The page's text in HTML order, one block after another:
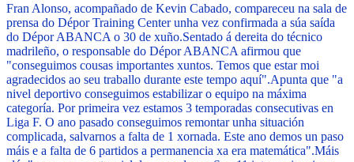
Fran Alonso, acompañado de Kevin Cabado, compareceu na sala de
prensa do Dépor Training Center unha vez confirmada a súa saída
do Dépor ABANCA o 30 de xuño.Sentado á dereita do técnico
madrileño, o responsable do Dépor ABANCA afirmou que
"conseguimos cousas importantes xuntos. Temos que estar moi
agradecidos ao seu traballo durante este tempo aquí".Apunta que "a
nivel deportivo conseguimos estabilizar o equipo na máxima
categoría. Por primeira vez estamos 3 temporadas consecutivas en
Liga F. O ano pasado conseguimos remontar unha situación
complicada, salvarnos a falta de 1 xornada. Este ano demos un paso
máis e a falta de 6 partidos a permanencia xa era matemática".Máis